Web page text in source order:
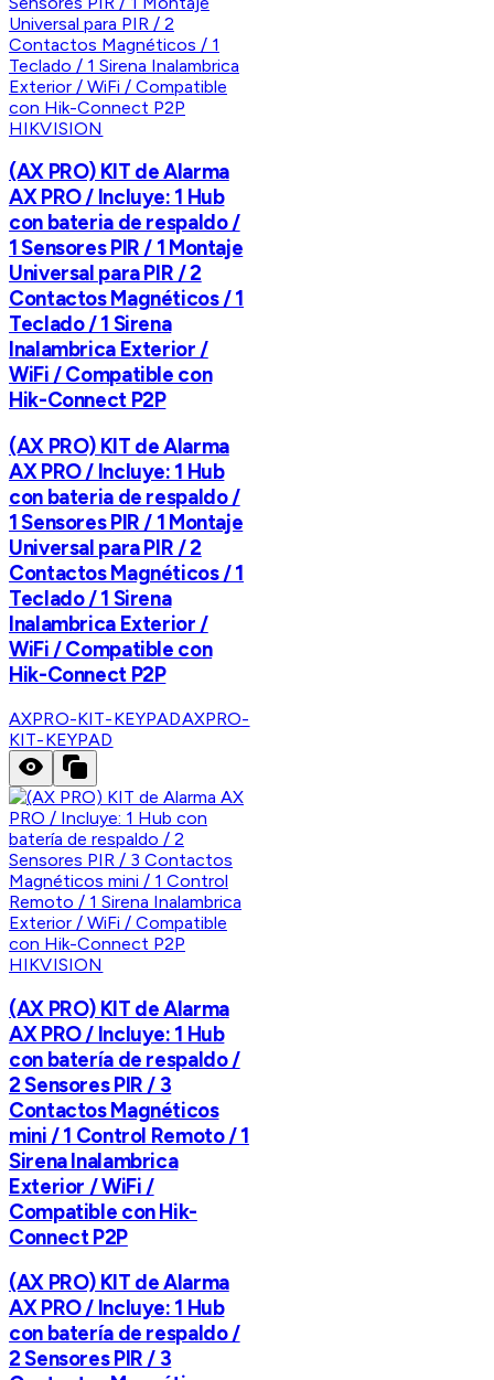
HIKVISION
(AX PRO) KIT de Alarma
AX PRO / Incluye: 1 Hub
con bateria de respaldo /
1 Sensores PIR / 1 Montaje
Universal para PIR / 2
Contactos Magnéticos / 1
Teclado / 1 Sirena
Inalambrica Exterior /
WiFi / Compatible con
Hik-Connect P2P
(AX PRO) KIT de Alarma
AX PRO / Incluye: 1 Hub
con bateria de respaldo /
1 Sensores PIR / 1 Montaje
Universal para PIR / 2
Contactos Magnéticos / 1
Teclado / 1 Sirena
Inalambrica Exterior /
WiFi / Compatible con
Hik-Connect P2P
AXPRO-KIT-KEYPADAXPRO-
KIT-KEYPAD
HIKVISION
(AX PRO) KIT de Alarma
AX PRO / Incluye: 1 Hub
con batería de respaldo /
2 Sensores PIR / 3
Contactos Magnéticos
mini / 1 Control Remoto / 1
Sirena Inalambrica
Exterior / WiFi /
Compatible con Hik-
Connect P2P
(AX PRO) KIT de Alarma
AX PRO / Incluye: 1 Hub
con batería de respaldo /
2 Sensores PIR / 3